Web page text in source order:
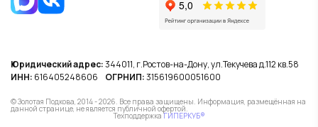
Юридический адрес:344011, г.Ростов-на-Дону, ул.Текучева д.112 кв.58
ИНН: 616405248606 ОГРНИП:315619600051600
© Золотая Подкова, 2014 - 2026. Все права защищены. Информация, размещённая на
данной странице, не является публичной офертой.
ТехподдержкаГИПЕРКУБ®